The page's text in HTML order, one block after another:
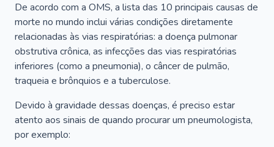
De acordo com a OMS, a lista das 10 principais causas de
morte no mundo inclui várias condições diretamente
relacionadas às vias respiratórias: a doença pulmonar
obstrutiva crônica, as infecções das vias respiratórias
inferiores (como a pneumonia), o câncer de pulmão,
traqueia e brônquios e a tuberculose.
Devido à gravidade dessas doenças, é preciso estar
atento aos sinais de quando procurar um pneumologista,
por exemplo: